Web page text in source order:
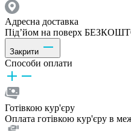
Адресна доставка
Під’йом на поверх
Закрити
Способи оплати
Готівкою кур'єру
Оплата готівкою кур'єру в